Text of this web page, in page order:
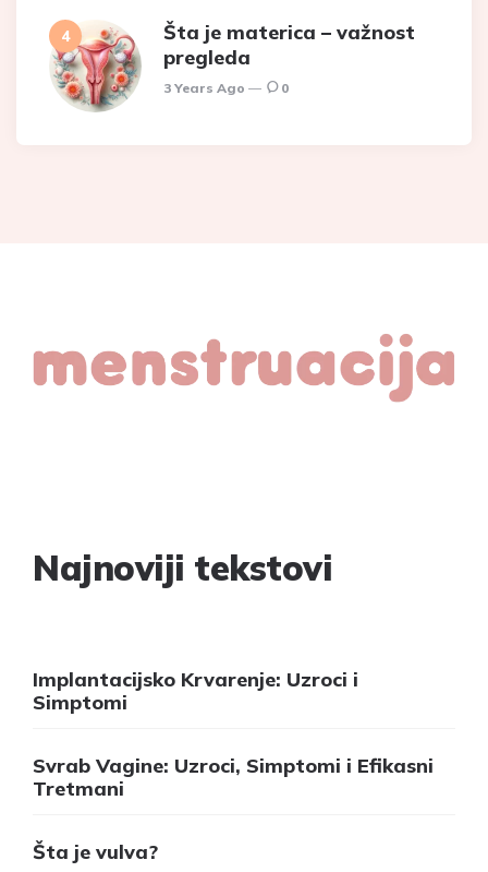
Šta je materica – važnost
pregleda
3 Years Ago 0
Najnoviji tekstovi
Implantacijsko Krvarenje: Uzroci i
Simptomi
Svrab Vagine: Uzroci, Simptomi i Efikasni
Tretmani
Šta je vulva?